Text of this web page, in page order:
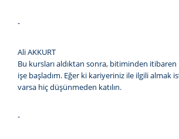
-
Ali AKKURT
Bu kursları aldıktan sonra, bitiminden
işe başladım. Eğer ki kariyeriniz ile ilgili almak
varsa hiç düşünmeden katılın.
-